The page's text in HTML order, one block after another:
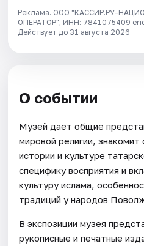
Реклама. ООО "КАССИР.РУ-
ОПЕРАТОР", ИНН: 7841075409
Действует до 31 августа 2026
О событии
Музей дает общие
мировой религии, знакомит
истории и культуре
специфику восприятия и
культуру ислама,
традиций у народов
В экспозиции музея
рукописные и печатные